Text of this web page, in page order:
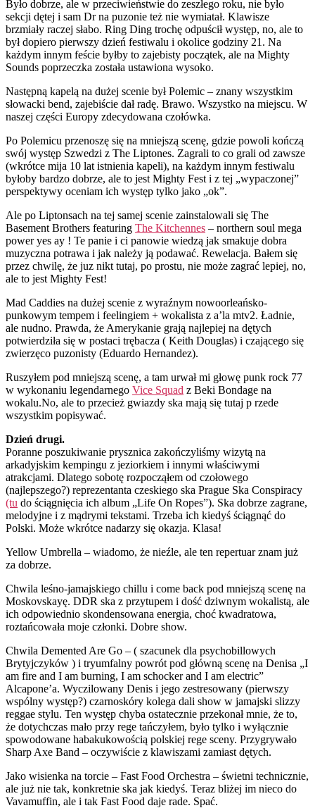
Było dobrze, ale w przeciwieństwie do zeszłego roku, nie było
sekcji dętej i sam Dr na puzonie też nie wymiatał. Klawisze
brzmiały raczej słabo. Ring Ding trochę odpuścił występ, no, ale to
był dopiero pierwszy dzień festiwalu i okolice godziny 21. Na
każdym innym feście byłby to zajebisty początek, ale na Mighty
Sounds poprzeczka została ustawiona wysoko.
Następną kapelą na dużej scenie był Polemic – znany wszystkim
słowacki bend, zajebiście dał radę. Brawo. Wszystko na miejscu. W
naszej części Europy zdecydowana czołówka.
Po Polemicu przenoszę się na mniejszą scenę, gdzie powoli kończą
swój występ Szwedzi z The Liptones. Zagrali to co grali od zawsze
(wkrótce mija 10 lat istnienia kapeli), na każdym innym festiwalu
byłoby bardzo dobrze, ale to jest Mighty Fest i z tej „wypaczonej”
perspektywy oceniam ich występ tylko jako „ok”.
Ale po Liptonsach na tej samej scenie zainstalowali się The
Basement Brothers featuring The Kitchennes – northern soul mega
power yes ay ! Te panie i ci panowie wiedzą jak smakuje dobra
muzyczna potrawa i jak należy ją podawać. Rewelacja. Bałem się
przez chwilę, że juz nikt tutaj, po prostu, nie może zagrać lepiej, no,
ale to jest Mighty Fest!
Mad Caddies na dużej scenie z wyraźnym nowoorleańsko-
punkowym tempem i feelingiem + wokalista z a’la mtv2. Ładnie,
ale nudno. Prawda, że Amerykanie grają najlepiej na dętych
potwierdziła się w postaci trębacza ( Keith Douglas) i czającego się
zwierzęco puzonisty (Eduardo Hernandez).
Ruszyłem pod mniejszą scenę, a tam urwał mi głowę punk rock 77
w wykonaniu legendarnego Vice Squad z Beki Bondage na
wokalu.No, ale to przecież gwiazdy ska mają się tutaj p rzede
wszystkim popisywać.
Dzień drugi.
Poranne poszukiwanie prysznica zakończyliśmy wizytą na
arkadyjskim kempingu z jeziorkiem i innymi właściwymi
atrakcjami. Dlatego sobotę rozpocząłem od czołowego
(najlepszego?) reprezentanta czeskiego ska Prague Ska Conspiracy
(tu do ściągnięcia ich album „Life On Ropes”). Ska dobrze zagrane,
melodyjne i z mądrymi tekstami. Trzeba ich kiedyś ściągnąć do
Polski. Może wkrótce nadarzy się okazja. Klasa!
Yellow Umbrella – wiadomo, że nieźle, ale ten repertuar znam już
za dobrze.
Chwila leśno-jamajskiego chillu i come back pod mniejszą scenę na
Moskovskayę. DDR ska z przytupem i dość dziwnym wokalistą, ale
ich odpowiednio skondensowana energia, choć kwadratowa,
roztańcowała moje członki. Dobre show.
Chwila Demented Are Go – ( szacunek dla psychobillowych
Brytyjczyków ) i tryumfalny powrót pod główną scenę na Denisa „I
am fire and I am burning, I am schocker and I am electric”
Alcapone’a. Wyczilowany Denis i jego zestresowany (pierwszy
wspólny występ?) czarnoskóry kolega dali show w jamajski slizzy
reggae stylu. Ten występ chyba ostatecznie przekonał mnie, że to,
że dotychczas mało przy rege tańczyłem, było tylko i wyłącznie
spowodowane habakukowością polskiej rege sceny. Przygrywało
Sharp Axe Band – oczywiście z klawiszami zamiast dętych.
Jako wisienka na torcie – Fast Food Orchestra – świetni technicznie,
ale już nie tak, konkretnie ska jak kiedyś. Teraz bliżej im nieco do
Vavamuffin, ale i tak Fast Food daje rade. Spać.